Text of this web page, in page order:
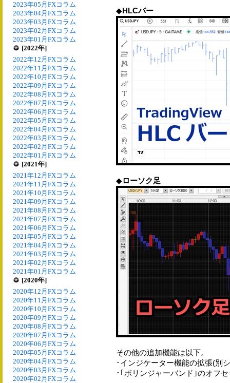
2023年05月FXコラム
2023年04月FXコラム
2023年03月FXコラム
2023年02月FXコラム
2023年01月FXコラム
[2022年]
2022年12月FXコラム
2022年11月FXコラム
2022年10月FXコラム
2022年09月FXコラム
2022年08月FXコラム
2022年07月FXコラム
2022年06月FXコラム
2022年05月FXコラム
2022年04月FXコラム
2022年03月FXコラム
2022年02月FXコラム
2022年01月FXコラム
[2021年]
2021年12月FXコラム
2021年11月FXコラム
2021年10月FXコラム
2021年09月FXコラム
2021年08月FXコラム
2021年07月FXコラム
2021年06月FXコラム
2021年05月FXコラム
2021年04月FXコラム
2021年03月FXコラム
2021年02月FXコラム
2021年01月FXコラム
[2020年]
2020年12月FXコラム
2020年11月FXコラム
2020年10月FXコラム
2020年09月FXコラム
2020年08月FXコラム
2020年07月FXコラム
2020年06月FXコラム
2020年05月FXコラム
2020年04月FXコラム
2020年03月FXコラム
2020年02月FXコラム
◆HLCバー
◆ローソク足
その他の追加機能は以下。
･インジケーター機能の拡張(別
･｢ボリンジャーバンド｣のオフ